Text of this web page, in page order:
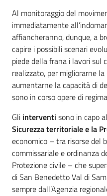
Al monitoraggio del
immediatamente
affiancheranno, dunque, a
capire i possibili scenari
piede della frana i lavori sul
realizzato, per migliorarne
aumentarne la capacità di
sono in corso opere di
Gli interventi sono in capo
Sicurezza territoriale e la
economico – tra risorse del
commissariale e ordinanza
Protezione civile – che
di San Benedetto Val di
sempre dall’Agenzia